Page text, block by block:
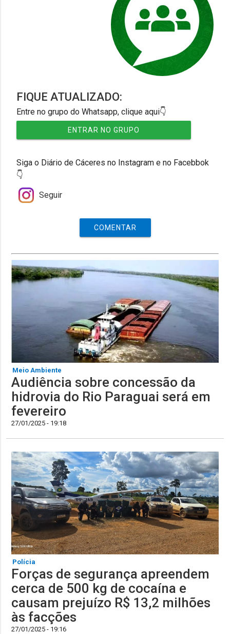
FIQUE ATUALIZADO:
Entre no grupo do Whatsapp, clique aqui👇
ENTRAR NO GRUPO
Siga o Diário de Cáceres no Instagram e no Facebbok
👇
Seguir
COMENTAR
Meio Ambiente
Audiência sobre concessão da
hidrovia do Rio Paraguai será em
fevereiro
27/01/2025 - 19:18
Polícia
Forças de segurança apreendem
cerca de 500 kg de cocaína e
causam prejuízo R$ 13,2 milhões
às facções
27/01/2025 - 19:16